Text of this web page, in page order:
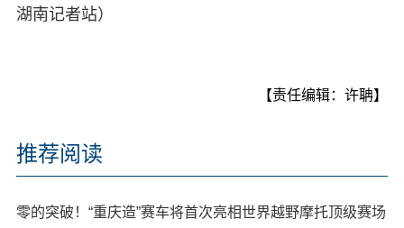
湖南记者站）
【责任编辑：许聃】
推荐阅读
零的突破！“重庆造”赛车将首次亮相世界越野摩托顶级赛场